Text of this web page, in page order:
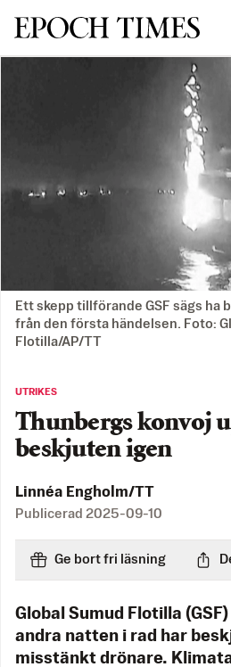
Svenska Epoch Times
Ett skepp tillförande GSF sägs ha
från den första händelsen. Foto:
Flotilla/AP/TT
UTRIKES
Thunbergs konvoj
beskjuten igen
Linnéa Engholm/TT
Publicerad 2025-09-10
Ge bort fri läsning
Global Sumud Flotilla
andra natten i rad har
misstänkt drönare.